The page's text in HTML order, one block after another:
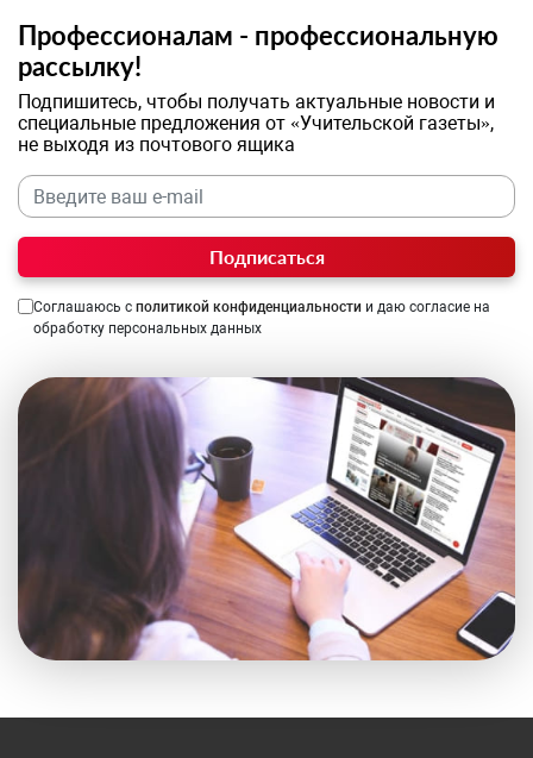
Профессионалам - профессиональную
рассылку!
Подпишитесь, чтобы получать актуальные новости и
специальные предложения от «Учительской газеты»,
не выходя из почтового ящика
Подписаться
Соглашаюсь с политикой конфиденциальности и даю согласие на
обработку персональных данных